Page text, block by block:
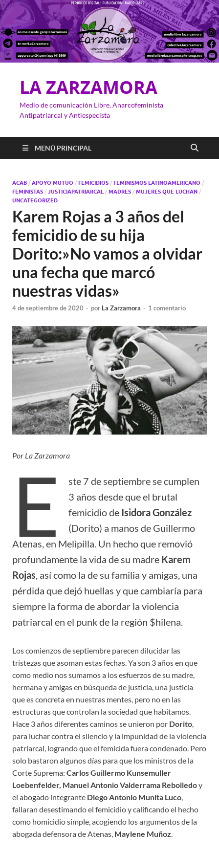
LA ZARZAMORA
Medio de comunicación Libre, Anarcofeminista
Antipatriarcal y Antiespecista
MENÚ PRINCIPAL
ACAB / APOYO MUTUO / FEMICIDIOS / FEMINISMOS LATINOAMERICANO /
FEMINISTAS / JUSTICIAPATRIARCAL / MADRES / MUJERES QUE LUCHAN /
UNCATEGORIZED
Karem Rojas a 3 años del
femicidio de su hija
Dorito:»No vamos a olvidar
una fecha que marcó
nuestras vidas»
4 de septiembre de 2020 - por La Zarzamora - 1 comentario
Por La Zarzamora
E
ste 7 de septiembre se cumplen
3 años desde que el brutal
femicidio de Isidora González
(Dorito) a manos de Guillermo
Atenas, en Melipilla. Un hecho que removió
profundamente la vida de su madre Karem
Rojas , así como la de su familia y amigas, una
pérdida que dejó huellas y que cambiaría para
siempre la forma de abordar la violencia
patriarcal en el punk de la región $hilena.
Los comienzos de septiembre parecen dilucidar las
tristezas que asoman estas fechas. Ya son 3 años en que
como medio nos sumamos a los esfuerzos de su madre,
hermana y amigas en búsqueda de justicia, una justicia
que es concreta en nuestras mentes, pero no en las
estructuras que controlan la sociedad que habitamos.
Hace 3 años diferentes caminos se unieron por Dorito
para luchar contra el silencio y la impunidad de la violencia
patriarcal, logrando que el femicida fuera condenado. Pero
solo bastaron algunos días para que los ministros de la
Corte Suprema: Carlos Guillermo Kunsemuller
Loebenfelder, Manuel Antonio Valderrama Rebolledoy
el abogado integrante Diego Antonio Munita Luco
fallaran desestimando el femicidio y calificando el hecho
como homicidio simple, acogiendo los argumentos de la
abogada defensora de Atenas, Maylene Muñoz